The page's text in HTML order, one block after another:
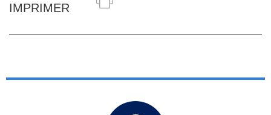
IMPRIMER